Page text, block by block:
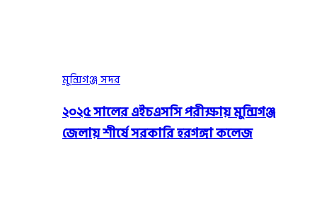
মুন্সিগঞ্জ সদর
২০২৫ সালের এইচএসসি পরীক্ষায় মুন্সিগঞ্জ
জেলায় শীর্ষে সরকারি হরগঙ্গা কলেজ